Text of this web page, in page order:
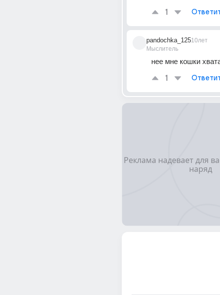
1
pandochka_125
Мыслитель
10лет
нее мне кошки
1